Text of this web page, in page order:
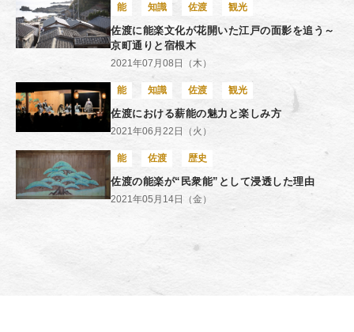
能 知識 佐渡 観光
佐渡に能楽文化が花開いた江戸の面影を追う～
京町通りと宿根木
2021年07月08日（木）
能 知識 佐渡 観光
佐渡における薪能の魅力と楽しみ方
2021年06月22日（火）
能 佐渡 歴史
佐渡の能楽が“民衆能”として浸透した理由
2021年05月14日（金）